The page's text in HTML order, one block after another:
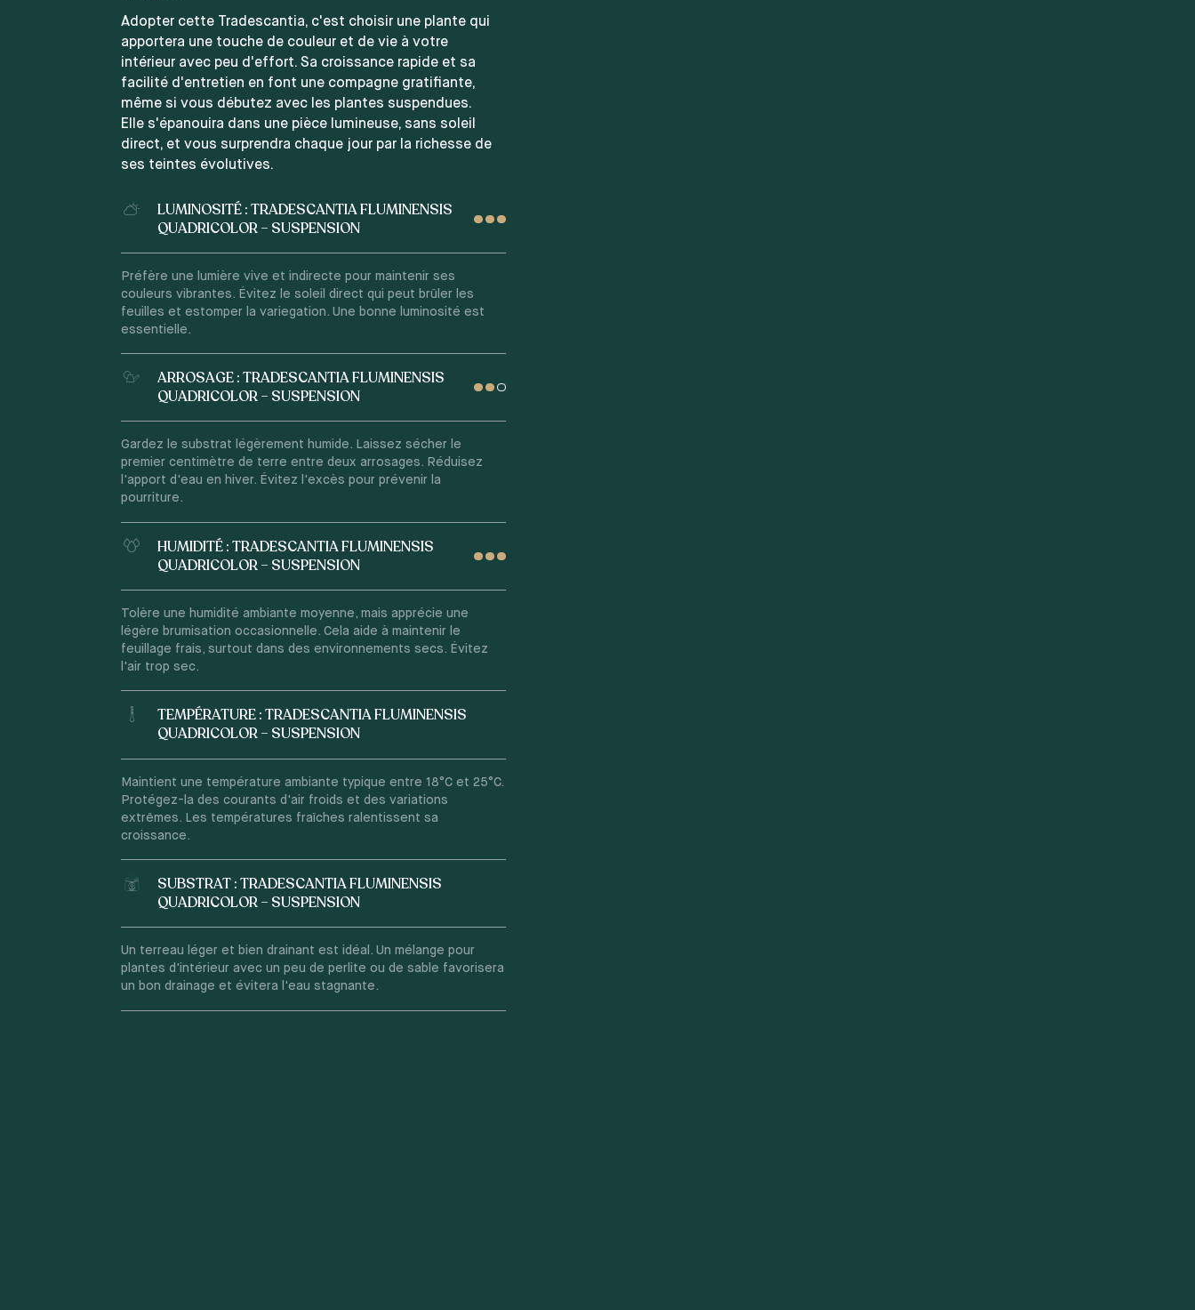
Adopter cette Tradescantia, c'est choisir une plante qui
apportera une touche de couleur et de vie à votre
intérieur avec peu d'effort. Sa croissance rapide et sa
facilité d'entretien en font une compagne gratifiante,
même si vous débutez avec les plantes suspendues.
Elle s'épanouira dans une pièce lumineuse, sans soleil
direct, et vous surprendra chaque jour par la richesse de
ses teintes évolutives.
LUMINOSITÉ : TRADESCANTIA FLUMINENSIS
QUADRICOLOR – SUSPENSION
Préfère une lumière vive et indirecte pour maintenir ses
couleurs vibrantes. Évitez le soleil direct qui peut brûler les
feuilles et estomper la variegation. Une bonne luminosité est
essentielle.
ARROSAGE : TRADESCANTIA FLUMINENSIS
QUADRICOLOR – SUSPENSION
Gardez le substrat légèrement humide. Laissez sécher le
premier centimètre de terre entre deux arrosages. Réduisez
l'apport d'eau en hiver. Évitez l'excès pour prévenir la
pourriture.
HUMIDITÉ : TRADESCANTIA FLUMINENSIS
QUADRICOLOR – SUSPENSION
Tolère une humidité ambiante moyenne, mais apprécie une
légère brumisation occasionnelle. Cela aide à maintenir le
feuillage frais, surtout dans des environnements secs. Évitez
l'air trop sec.
TEMPÉRATURE : TRADESCANTIA FLUMINENSIS
QUADRICOLOR – SUSPENSION
Maintient une température ambiante typique entre 18°C et 25°C.
Protégez-la des courants d'air froids et des variations
extrêmes. Les températures fraîches ralentissent sa
croissance.
SUBSTRAT : TRADESCANTIA FLUMINENSIS
QUADRICOLOR – SUSPENSION
Un terreau léger et bien drainant est idéal. Un mélange pour
plantes d'intérieur avec un peu de perlite ou de sable favorisera
un bon drainage et évitera l'eau stagnante.